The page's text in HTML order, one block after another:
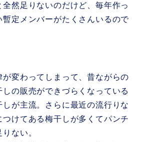
然足りないのだけど、毎年作っ
定メンバーがたくさんいるので
が変わってしまって、昔ながらの
の販売ができづらくなっている
しが主流。さらに最近の流行りな
けてある梅干しが多くてパンチ
ない。